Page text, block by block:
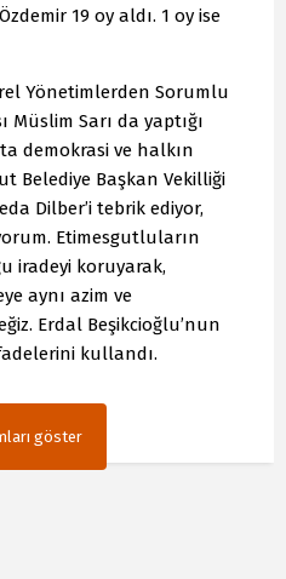
19 oy aldı. 1 oy ise
Yönetimlerden Sorumlu
Müslim Sarı da yaptığı
demokrasi ve halkın
Belediye Başkan Vekilliği
Dilber’i tebrik ediyor,
Etimesgutluların
iradeyi koruyarak,
aynı azim ve
Erdal Beşikcioğlu’nun
kullandı.
göster